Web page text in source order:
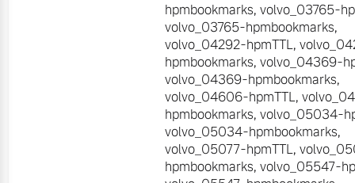
hpmbookmarks,volvo_03765-
volvo_03765-hpmbookmarks,
volvo_04292-hpmTTL,
hpmbookmarks,volvo_04369-
volvo_04369-hpmbookmarks,
volvo_04606-hpmTTL,
hpmbookmarks,volvo_05034-
volvo_05034-hpmbookmarks,
volvo_05077-hpmTTL,
hpmbookmarks,volvo_05547-